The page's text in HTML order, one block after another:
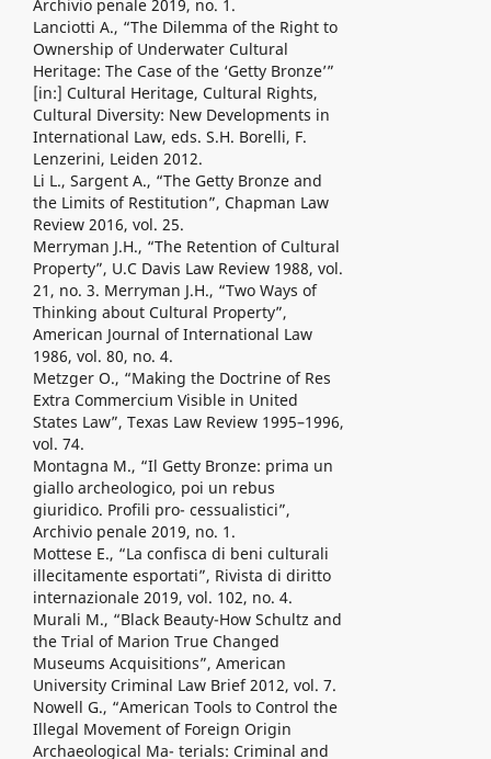
Archivio penale 2019, no. 1.
Lanciotti A., “The Dilemma of the Right to
Ownership of Underwater Cultural
Heritage: The Case of the ‘Getty Bronze’”
[in:] Cultural Heritage, Cultural Rights,
Cultural Diversity: New Developments in
International Law, eds. S.H. Borelli, F.
Lenzerini, Leiden 2012.
Li L., Sargent A., “The Getty Bronze and
the Limits of Restitution”, Chapman Law
Review 2016, vol. 25.
Merryman J.H., “The Retention of Cultural
Property”, U.C Davis Law Review 1988, vol.
21, no. 3. Merryman J.H., “Two Ways of
Thinking about Cultural Property”,
American Journal of International Law
1986, vol. 80, no. 4.
Metzger O., “Making the Doctrine of Res
Extra Commercium Visible in United
States Law”, Texas Law Review 1995–1996,
vol. 74.
Montagna M., “Il Getty Bronze: prima un
giallo archeologico, poi un rebus
giuridico. Profili pro- cessualistici”,
Archivio penale 2019, no. 1.
Mottese E., “La confisca di beni culturali
illecitamente esportati”, Rivista di diritto
internazionale 2019, vol. 102, no. 4.
Murali M., “Black Beauty-How Schultz and
the Trial of Marion True Changed
Museums Acquisitions”, American
University Criminal Law Brief 2012, vol. 7.
Nowell G., “American Tools to Control the
Illegal Movement of Foreign Origin
Archaeological Ma- terials: Criminal and